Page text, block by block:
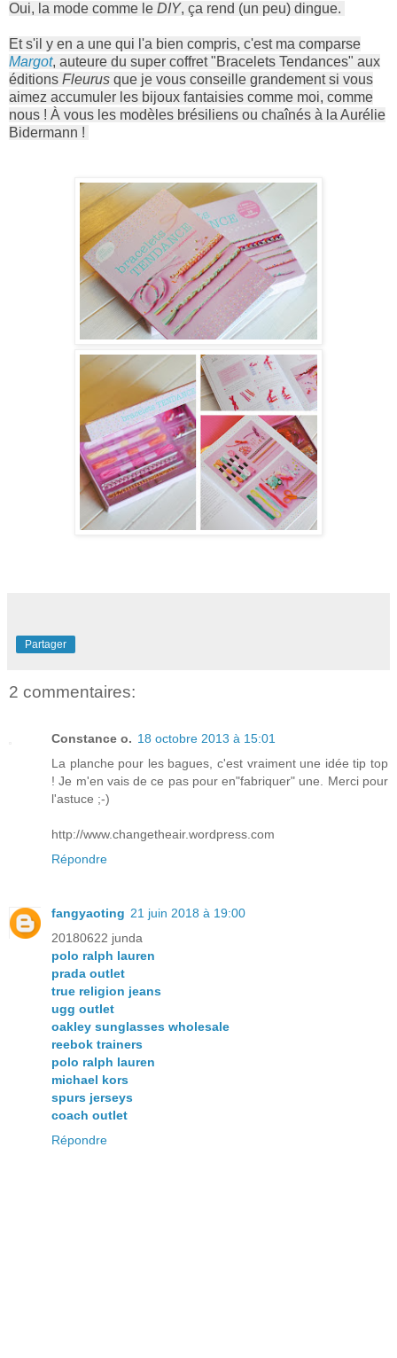
Oui, la mode comme le DIY, ça rend (un peu) dingue.
Et s'il y en a une qui l'a bien compris, c'est ma comparse
Margot, auteure du super coffret "Bracelets Tendances" aux
éditions Fleurus que je vous conseille grandement si vous
aimez accumuler les bijoux fantaisies comme moi, comme
nous ! À vous les modèles brésiliens ou chaînés à la Aurélie
Bidermann !
Partager
2 commentaires:
Constance o. 18 octobre 2013 à 15:01
La planche pour les bagues, c'est vraiment une idée tip top
! Je m'en vais de ce pas pour en"fabriquer" une. Merci pour
l'astuce ;-)
http://www.changetheair.wordpress.com
Répondre
fangyaoting 21 juin 2018 à 19:00
20180622 junda
polo ralph lauren
prada outlet
true religion jeans
ugg outlet
oakley sunglasses wholesale
reebok trainers
polo ralph lauren
michael kors
spurs jerseys
coach outlet
Répondre